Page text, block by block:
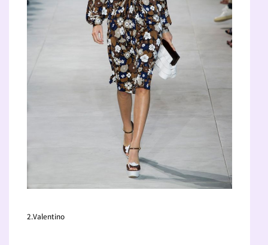
2.Valentino